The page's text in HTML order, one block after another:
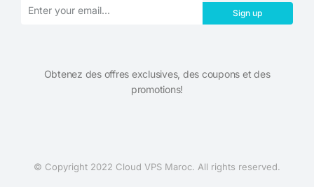
Sign up
Obtenez des offres exclusives, des coupons et des
promotions!​
© Copyright 2022 Cloud VPS Maroc. All rights reserved.